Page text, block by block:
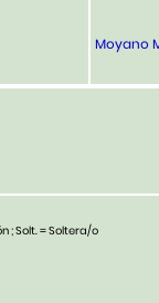
Moyano
; Solt. = Soltera/o